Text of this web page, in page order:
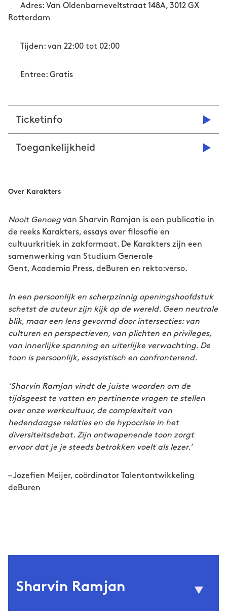
Adres: Van Oldenbarneveltstraat 148A, 3012 GX
Rotterdam
Tijden: van 22:00 tot 02:00
Entree: Gratis
Ticketinfo
Toegankelijkheid
Over Karakters
Nooit Genoeg van Sharvin Ramjan is een publicatie in
de reeks Karakters, essays over filosofie en
cultuurkritiek in zakformaat. De Karakters zijn een
samenwerking van Studium Generale
Gent, Academia Press, deBuren en rekto:verso.
In een persoonlijk en scherpzinnig openingshoofdstuk
schetst de auteur zijn kijk op de wereld. Geen neutrale
blik, maar een lens gevormd door intersecties: van
culturen en perspectieven, van plichten en privileges,
van innerlijke spanning en uiterlijke verwachting. De
toon is persoonlijk, essayistisch en confronterend.
‘Sharvin Ramjan vindt de juiste woorden om de
tijdsgeest te vatten en pertinente vragen te stellen
over onze werkcultuur, de complexiteit van
hedendaagse relaties en de hypocrisie in het
diversiteitsdebat. Zijn ontwapenende toon zorgt
ervoor dat je je steeds betrokken voelt als lezer.’
– Jozefien Meijer, coördinator Talentontwikkeling
deBuren
Sharvin Ramjan